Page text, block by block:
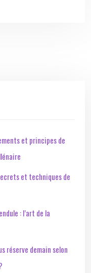
et principes de
et techniques de
: l’art de la
réserve demain selon